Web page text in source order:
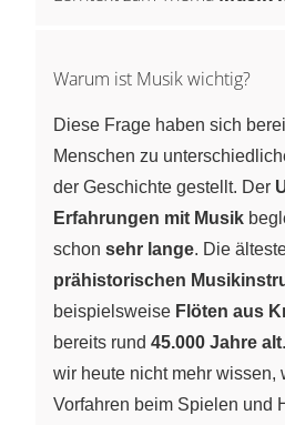
Warum ist Musik wichtig?
Diese Frage haben sich
Menschen zu
der Geschichte gestellt. Der
Erfahrungen mit Musik
schon sehr lange. Die
prähistorischen
beispielsweise Flöten aus
bereits rund 45.000 Jahre alt
wir heute nicht mehr wissen,
Vorfahren beim Spielen und